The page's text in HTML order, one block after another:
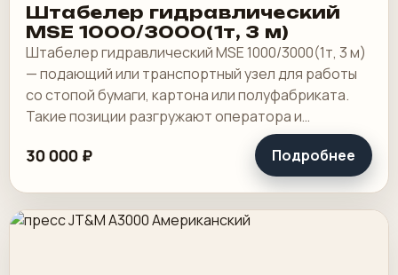
Штабелер гидравлический
MSE 1000/3000(1т, 3 м)
Штабелер гидравлический MSE 1000/3000(1т, 3 м)
— подающий или транспортный узел для работы
со стопой бумаги, картона или полуфабриката.
Такие позиции разгружают оператора и
помогают держать ровный ритм рядом с резкой.
30 000 ₽ Подробнее